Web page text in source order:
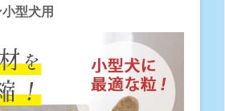
型犬用